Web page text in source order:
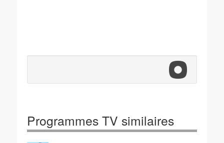
Programmes TV similaires